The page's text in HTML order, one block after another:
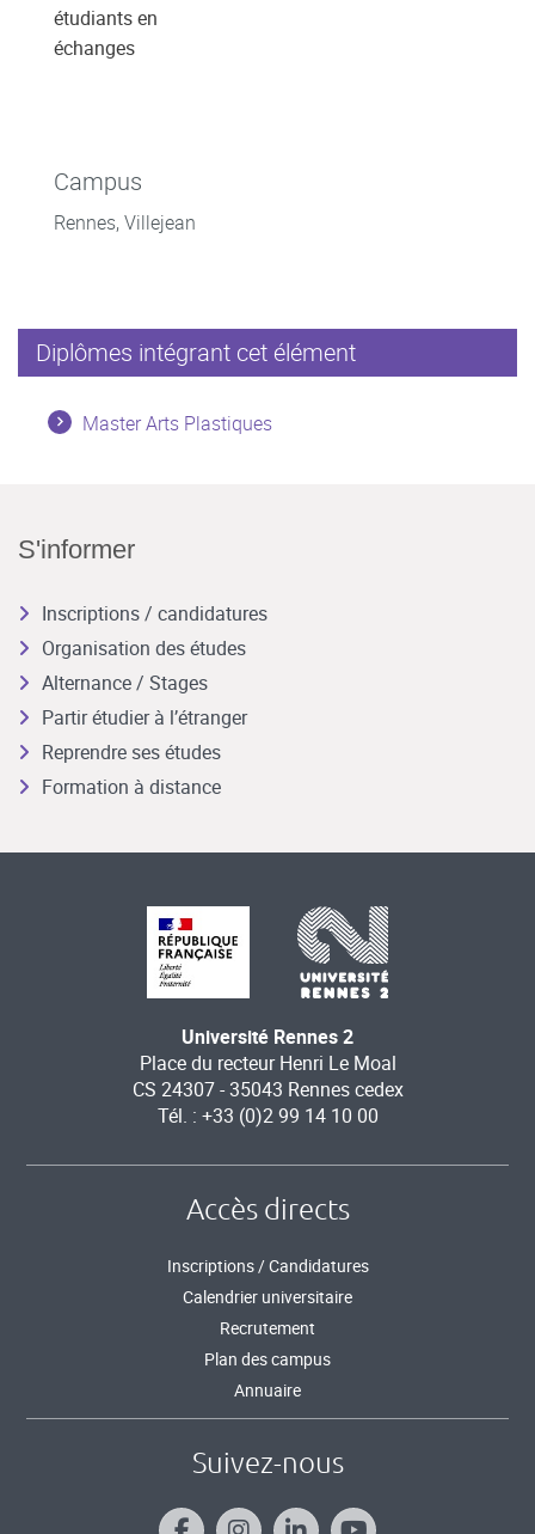
étudiants en
échanges
Campus
Rennes, Villejean
Diplômes intégrant cet élément
Master Arts Plastiques
S'informer
Inscriptions / candidatures
Organisation des études
Alternance / Stages
Partir étudier à l’étranger
Reprendre ses études
Formation à distance
Université Rennes 2
Place du recteur Henri Le Moal
CS 24307 - 35043 Rennes cedex
Tél. : +33 (0)2 99 14 10 00
Accès directs
Inscriptions / Candidatures
Calendrier universitaire
Recrutement
Plan des campus
Annuaire
Suivez-nous